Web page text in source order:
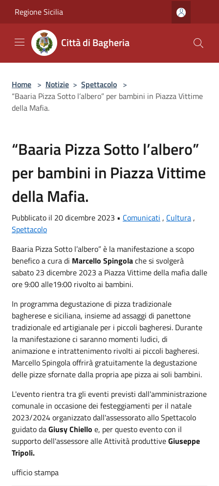
Regione Sicilia
Città di Bagheria
Home > Notizie > Spettacolo >
“Baaria Pizza Sotto l’albero” per bambini in Piazza Vittime
della Mafia.
“Baaria Pizza Sotto l’albero”
per bambini in Piazza Vittime
della Mafia.
Pubblicato il 20 dicembre 2023 • Comunicati , Cultura ,
Spettacolo
Baaria Pizza Sotto l’albero” è la manifestazione a scopo
benefico a cura di Marcello Spingolache si svolgerà
sabato 23 dicembre 2023 a Piazza Vittime della mafia dalle
ore 9:00 alle19:00 rivolto ai bambini.
In programma degustazione di pizza tradizionale
bagherese e siciliana, insieme ad assaggi di panettone
tradizionale ed artigianale per i piccoli bagheresi. Durante
la manifestazione ci saranno momenti ludici, di
animazione e intrattenimento rivolti ai piccoli bagheresi.
Marcello Spingola offrirà gratuitamente la degustazione
delle pizze sfornate dalla propria ape pizza ai soli bambini.
L'evento rientra tra gli eventi previsti dall'amministrazione
comunale in occasione dei festeggiamenti per il natale
2023/2024 organizzato dall'assessorato allo Spettacolo
guidato daGiusy Chiello e, per questo evento con il
supporto dell'assessore alle Attività produttiveGiuseppe
Tripoli.
ufficio stampa